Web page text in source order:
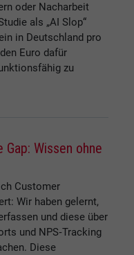
oder Nacharbeit
als „AI Slop“
in Deutschland pro
Euro dafür
zu
Gap: Wissen ohne
Customer
Wir haben gelernt,
und diese über
und NPS‑Tracking
Diese